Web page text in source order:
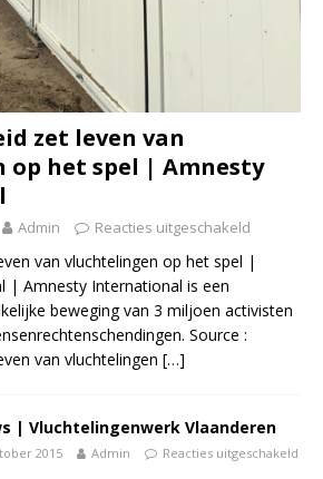
zet leven van
het spel | Amnesty
Admin Reacties uitgeschakeld
van vluchtelingen op het spel |
| Amnesty International is een
beweging van 3 miljoen activisten
Source :
van vluchtelingen […]
| Vluchtelingenwerk Vlaanderen
2015 Admin Reacties uitgeschakeld